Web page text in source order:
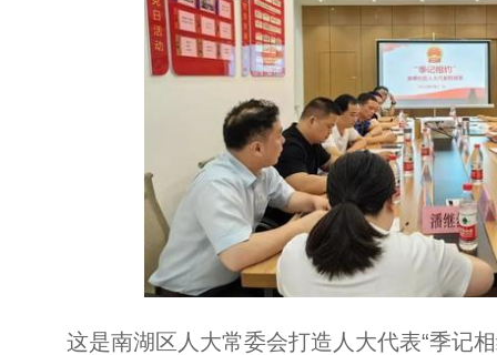
这是南湖区人大常委会打造人大代表“季记相